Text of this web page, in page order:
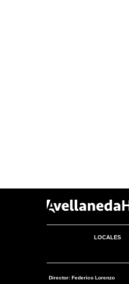
LOCALES
Director: Federico Lorenzo